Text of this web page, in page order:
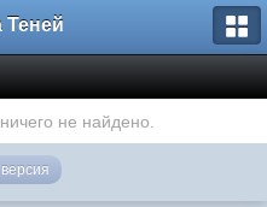
Теней
не найдено.